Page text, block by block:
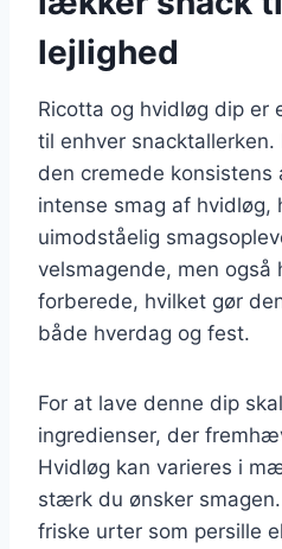
lejlighed
Ricotta og hvidløg dip er
til enhver
den cremede
intense smag af hvidløg,
uimodståelig
velsmagende, men også
forberede, hvilket gør
både hverdag og fest.
For at lave denne dip
ingredienser, der
Hvidløg kan varieres i
stærk du ønsker
friske urter som persille